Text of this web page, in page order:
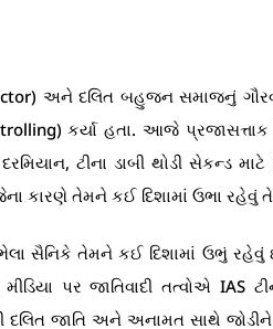
અને દલિત બહુજન સમાજનું ગૌરવ
કર્યા હતા. આજે પ્રજાસત્તાક
ટીના ડાબી થોડી સેકન્ડ
કારણે તેમને કઈ દિશામાં ઉભા રહેવું
સૈનિકે તેમને કઈ દિશામાં ઉભું
પર જાતિવાદી તત્વોએ IAS
દલિત જાતિ અને અનામત સાથે